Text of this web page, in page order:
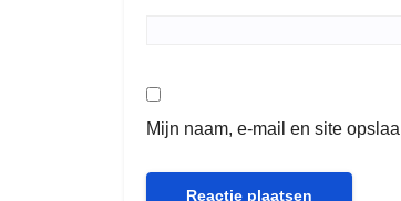
Mijn naam, e-mail en site